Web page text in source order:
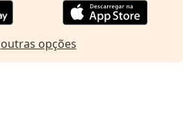
outras opções